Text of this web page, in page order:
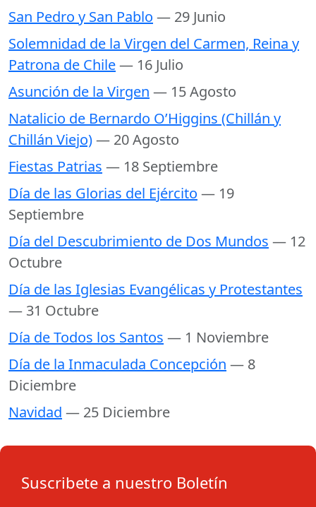
San Pedro y San Pablo — 29 Junio
Solemnidad de la Virgen del Carmen, Reina y
Patrona de Chile— 16 Julio
Asunción de la Virgen — 15 Agosto
Natalicio de Bernardo O’Higgins (Chillán y
Chillán Viejo)— 20 Agosto
Fiestas Patrias — 18 Septiembre
Día de las Glorias del Ejército — 19
Septiembre
Día del Descubrimiento de Dos Mundos — 12
Octubre
Día de las Iglesias Evangélicas y Protestantes
— 31 Octubre
Día de Todos los Santos — 1 Noviembre
Día de la Inmaculada Concepción — 8
Diciembre
Navidad — 25 Diciembre
Suscribete a nuestro Boletín